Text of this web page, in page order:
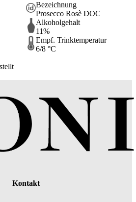
Bezeichnung
Prosecco Rosè DOC
Alkoholgehalt
11%
Empf. Trinktemperatur
6/8 °C
Kontakt